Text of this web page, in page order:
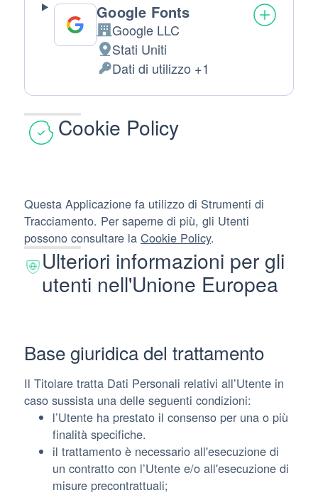
Google Fonts
Azienda:
Google LLC
Luogo
del
trattamento:
Stati Uniti
Dati
Personali
Dati di utilizzo +1
Cookie Policy
Questa Applicazione fa utilizzo di Strumenti di
Tracciamento. Per saperne di più, gli Utenti
possono consultare la Cookie Policy.
Ulteriori informazioni per gli
utenti nell'Unione Europea
Base giuridica del trattamento
Il Titolare tratta Dati Personali relativi all’Utente in
caso sussista una delle seguenti condizioni:
l’Utente ha prestato il consenso per una o più
finalità specifiche.
il trattamento è necessario all'esecuzione di
un contratto con l’Utente e/o all'esecuzione di
misure precontrattuali;